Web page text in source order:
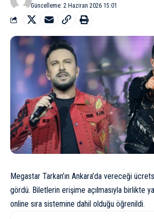
Güncelleme: 2 Haziran 2026 15:01
Megastar Tarkan’ın Ankara’da vereceği
gördü. Biletlerin erişime açılmasıyla birlikte
online sıra sistemine dahil olduğu öğrenildi.